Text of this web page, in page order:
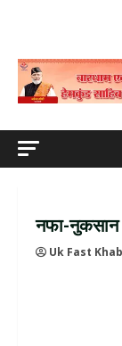
नफा-नुकसान
Uk Fast